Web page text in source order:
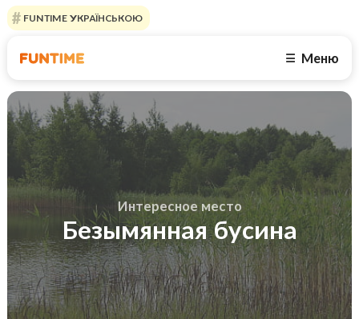
FUNTIME УКРАЇНСЬКОЮ
☰ Меню
Интересное место
Безымянная бусина